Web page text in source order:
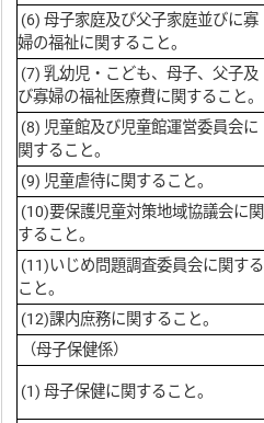
(6) 母子家庭及び父子家庭並びに寡
婦の福祉に関すること。
(7) 乳幼児・こども、母子、父子及
び寡婦の福祉医療費に関すること。
(8) 児童館及び児童館運営委員会に
関すること。
(9) 児童虐待に関すること。
(10)要保護児童対策地域協議会に関
すること。
(11)いじめ問題調査委員会に関する
こと。
(12)課内庶務に関すること。
（母子保健係）
(1) 母子保健に関すること。